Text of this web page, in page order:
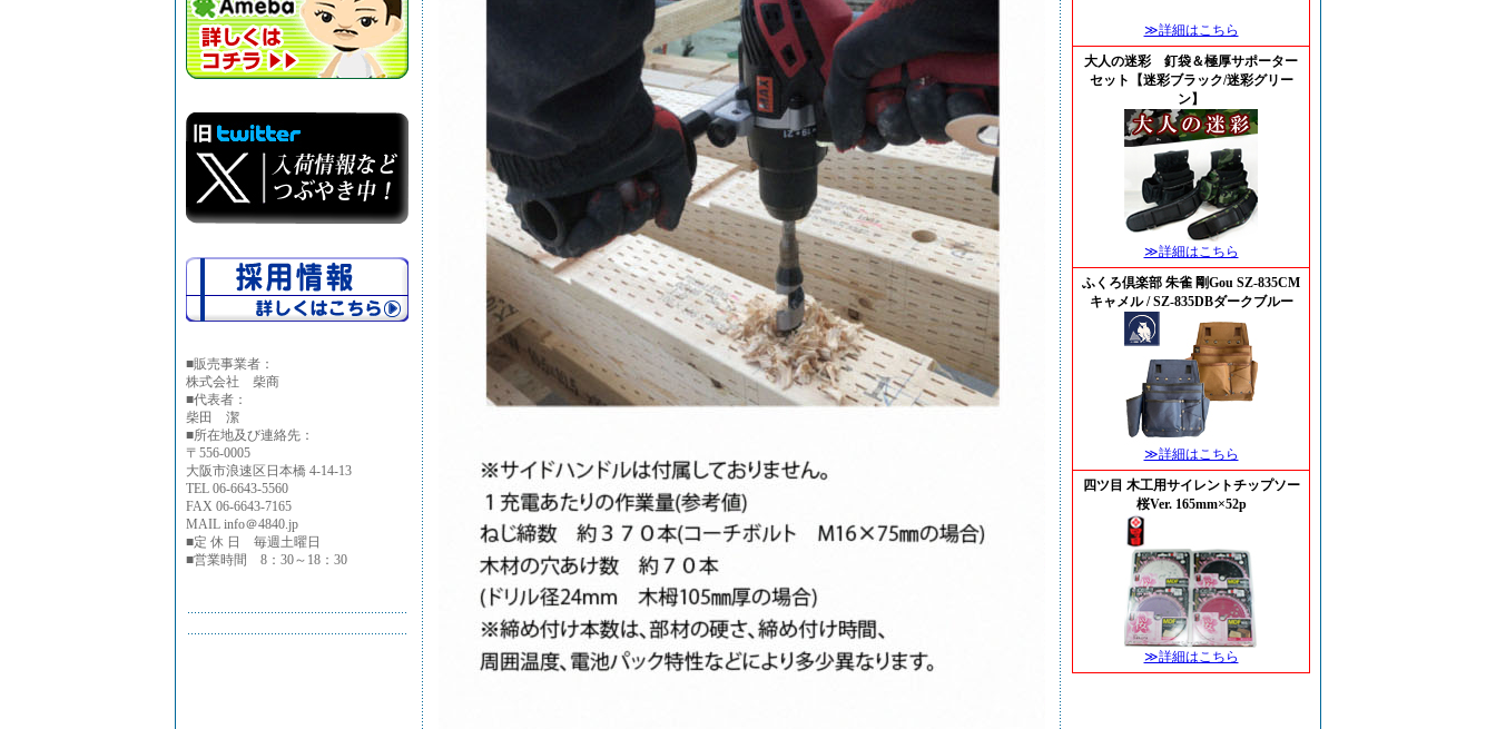
■販売事業者：
株式会社 柴商
■代表者：
柴田 潔
■所在地及び連絡先：
〒556-0005
大阪市浪速区日本橋 4-14-13
TEL 06-6643-5560
FAX 06-6643-7165
MAIL info＠4840.jp
■定 休 日 毎週土曜日
■営業時間 8：30～18：30
≫詳細はこちら
大人の迷彩 釘袋＆極厚サポーター
セット【迷彩ブラック/迷彩グリー
ン】
≫詳細はこちら
ふくろ倶楽部 朱雀 剛Gou SZ-835CM
キャメル / SZ-835DBダークブルー
≫詳細はこちら
四ツ目 木工用サイレントチップソー
桜Ver. 165mm×52p
≫詳細はこちら